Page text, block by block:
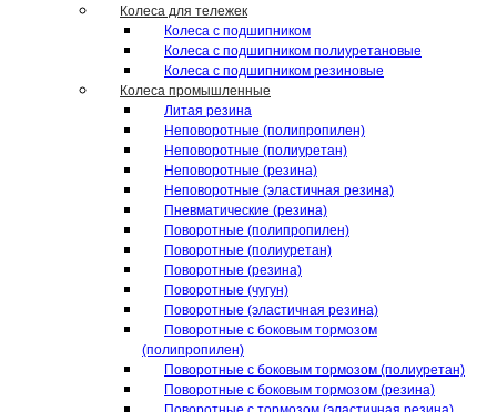
Колеса для тележек
Колеса с подшипником
Колеса с подшипником полиуретановые
Колеса с подшипником резиновые
Колеса промышленные
Литая резина
Неповоротные (полипропилен)
Неповоротные (полиуретан)
Неповоротные (резина)
Неповоротные (эластичная резина)
Пневматические (резина)
Поворотные (полипропилен)
Поворотные (полиуретан)
Поворотные (резина)
Поворотные (чугун)
Поворотные (эластичная резина)
Поворотные c боковым тормозом
(полипропилен)
Поворотные c боковым тормозом (полиуретан)
Поворотные c боковым тормозом (резина)